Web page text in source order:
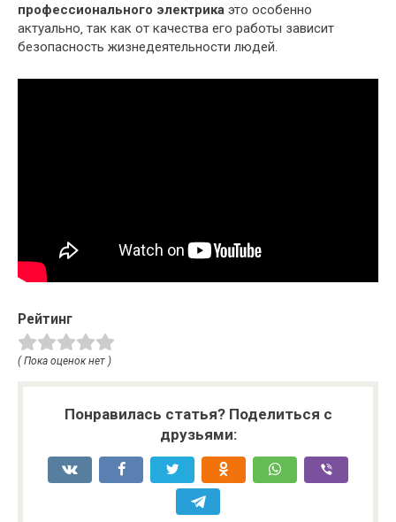
профессионального электрика это особенно
актуально‚ так как от качества его работы зависит
безопасность жизнедеятельности людей.
Рейтинг
( Пока оценок нет )
Понравилась статья? Поделиться с
друзьями: